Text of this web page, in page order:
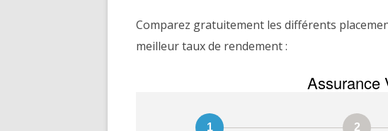
Comparez gratuitement les différents
meilleur taux de rendement :